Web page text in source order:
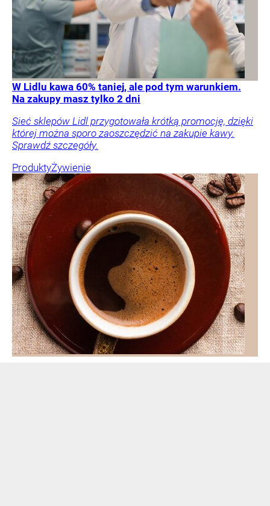
W Lidlu kawa 60% taniej, ale pod tym warunkiem.
Na zakupy masz tylko 2 dni
Sieć sklepów Lidl przygotowała krótką promocję, dzięki
której można sporo zaoszczędzić na zakupie kawy.
Sprawdź szczegóły.
ProduktyŻywienie